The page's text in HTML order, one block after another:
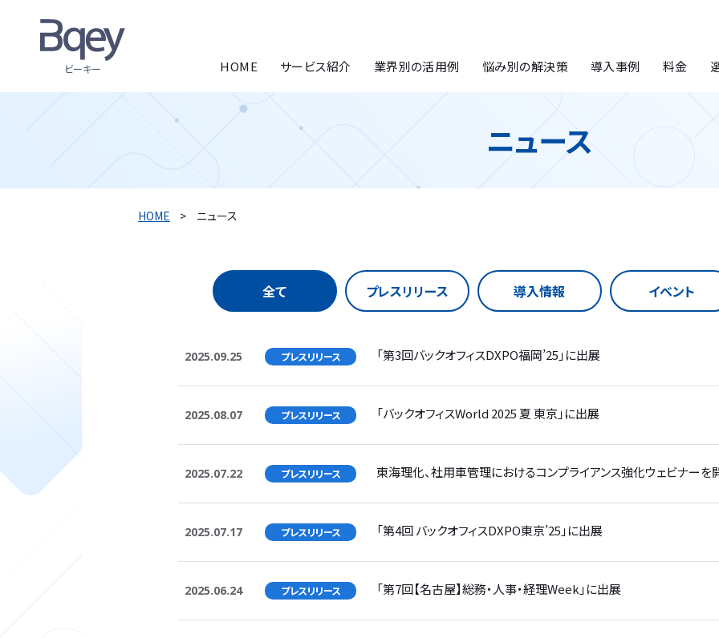
ビーキー HOME サービス紹介 業界別の活用例 悩み別の解決策 導入事例 料金
ニュース
HOME ニュース
全て プレスリリース 導入情報 イベント
2025.09.25 プレスリリース 「第3回バックオフィスDXPO福岡’25」に出展
2025.08.07 プレスリリース 「バックオフィスWorld 2025 夏 東京」に出展
2025.07.22 プレスリリース 東海理化、社用車管理におけるコンプライアンス強化ウェビナーを
2025.07.17 プレスリリース 「第4回 バックオフィスDXPO東京’25」に出展
2025.06.24 プレスリリース 「第7回【名古屋】総務・人事・経理Week」に出展